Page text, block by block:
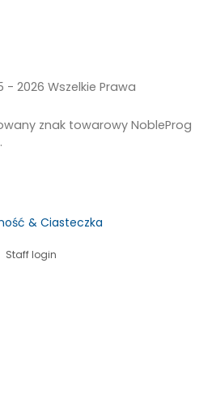
- 2026 Wszelkie Prawa
znak towarowy NobleProg
& Ciasteczka
Staff login